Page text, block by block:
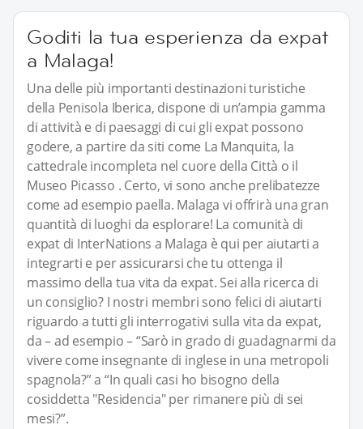
Goditi la tua esperienza da expat
a Malaga!
Una delle più importanti destinazioni turistiche
della Penisola Iberica, dispone di un’ampia gamma
di attività e di paesaggi di cui gli expat possono
godere, a partire da siti come La Manquita, la
cattedrale incompleta nel cuore della Città o il
Museo Picasso . Certo, vi sono anche prelibatezze
come ad esempio paella. Malaga vi offrirà una gran
quantità di luoghi da esplorare! La comunità di
expat di InterNations a Malaga è qui per aiutarti a
integrarti e per assicurarsi che tu ottenga il
massimo della tua vita da expat. Sei alla ricerca di
un consiglio? I nostri membri sono felici di aiutarti
riguardo a tutti gli interrogativi sulla vita da expat,
da – ad esempio – “Sarò in grado di guadagnarmi da
vivere come insegnante di inglese in una metropoli
spagnola?” a “In quali casi ho bisogno della
cosiddetta "Residencia" per rimanere più di sei
mesi?”.